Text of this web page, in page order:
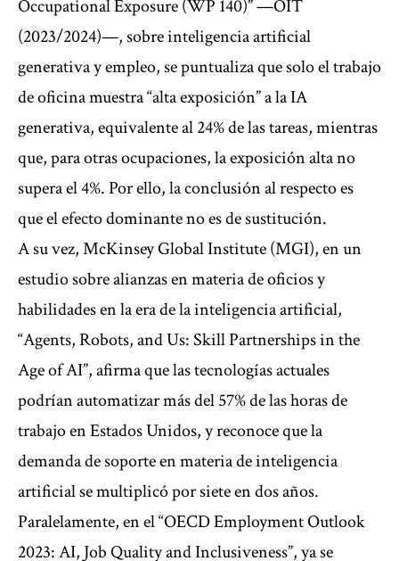
Occupational Exposure (WP 140)” —OIT
(2023/2024)—, sobre inteligencia artificial
generativa y empleo, se puntualiza que solo el trabajo
de oficina muestra “alta exposición” a la IA
generativa, equivalente al 24% de las tareas, mientras
que, para otras ocupaciones, la exposición alta no
supera el 4%. Por ello, la conclusión al respecto es
que el efecto dominante no es de sustitución.
A su vez, McKinsey Global Institute (MGI), en un
estudio sobre alianzas en materia de oficios y
habilidades en la era de la inteligencia artificial,
“Agents, Robots, and Us: Skill Partnerships in the
Age of AI”, afirma que las tecnologías actuales
podrían automatizar más del 57% de las horas de
trabajo en Estados Unidos, y reconoce que la
demanda de soporte en materia de inteligencia
artificial se multiplicó por siete en dos años.
Paralelamente, en el “OECD Employment Outlook
2023: AI, Job Quality and Inclusiveness”, ya se